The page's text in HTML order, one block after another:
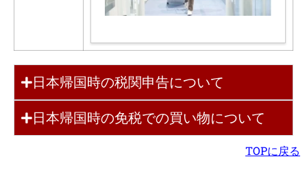
日本帰国時の税関申告について
日本帰国時の免税での買い物について
TOPに戻る